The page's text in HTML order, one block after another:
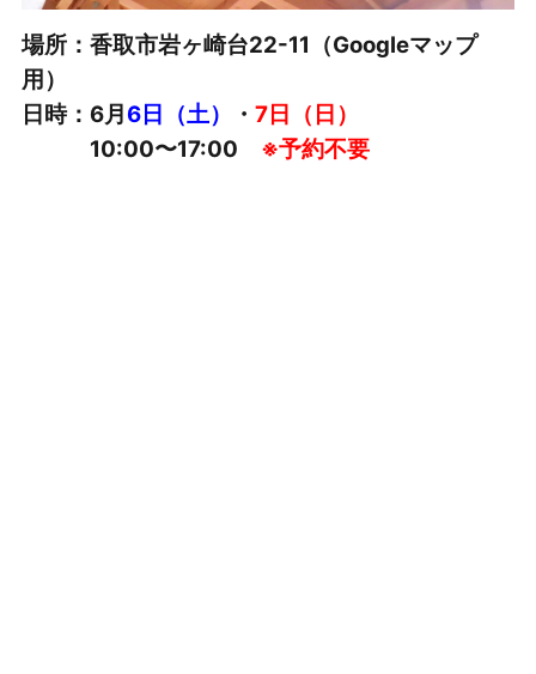
場所：香取市岩ヶ崎台22-11（Googleマップ
用）
日時：6月 6日（土） ・ 7日（日）
10:00〜17:00 ※予約不要